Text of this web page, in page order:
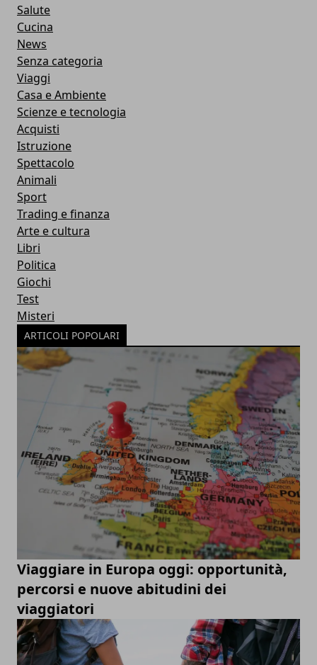
Salute
Cucina
News
Senza categoria
Viaggi
Casa e Ambiente
Scienze e tecnologia
Acquisti
Istruzione
Spettacolo
Animali
Sport
Trading e finanza
Arte e cultura
Libri
Politica
Giochi
Test
Misteri
ARTICOLI POPOLARI
Viaggiare in Europa oggi: opportunità,
percorsi e nuove abitudini dei
viaggiatori